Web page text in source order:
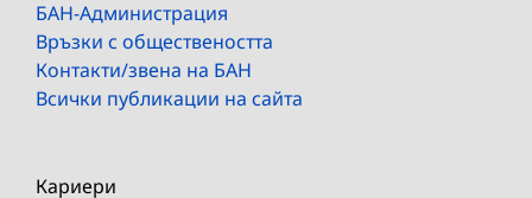
БАН-Администрация
Връзки с обществеността
Контакти/звена на БАН
Всички публикации на сайта
Кариери